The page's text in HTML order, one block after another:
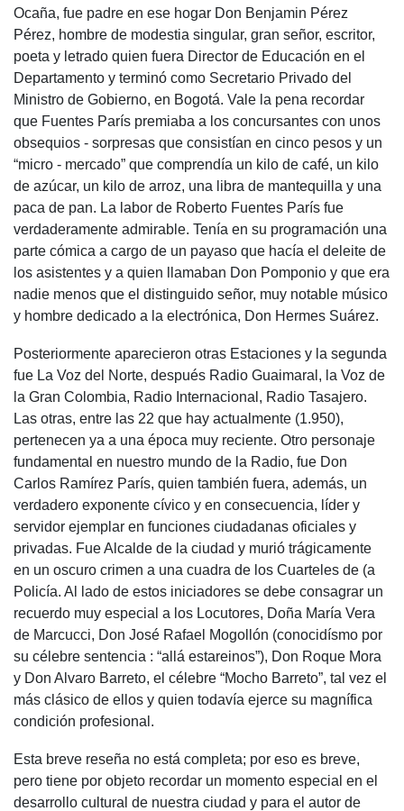
Ocaña, fue padre en ese hogar Don Benjamin Pérez
Pérez, hombre de modestia singular, gran señor, escritor,
poeta y letrado quien fuera Director de Educación en el
Departamento y terminó como Secretario Privado del
Ministro de Gobierno, en Bogotá. Vale la pena recordar
que Fuentes París premiaba a los concursantes con unos
obsequios - sorpresas que consistían en cinco pesos y un
“micro - mercado” que comprendía un kilo de café, un kilo
de azúcar, un kilo de arroz, una libra de mantequilla y una
paca de pan. La labor de Roberto Fuentes París fue
verdaderamente admirable. Tenía en su programación una
parte cómica a cargo de un payaso que hacía el deleite de
los asistentes y a quien llamaban Don Pomponio y que era
nadie menos que el distinguido señor, muy notable músico
y hombre dedicado a la electrónica, Don Hermes Suárez.
Posteriormente aparecieron otras Estaciones y la segunda
fue La Voz del Norte, después Radio Guaimaral, la Voz de
la Gran Colombia, Radio Internacional, Radio Tasajero.
Las otras, entre las 22 que hay actualmente (1.950),
pertenecen ya a una época muy reciente. Otro personaje
fundamental en nuestro mundo de la Radio, fue Don
Carlos Ramírez París, quien también fuera, además, un
verdadero exponente cívico y en consecuencia, líder y
servidor ejemplar en funciones ciudadanas oficiales y
privadas. Fue Alcalde de la ciudad y murió trágicamente
en un oscuro crimen a una cuadra de los Cuarteles de (a
Policía. Al lado de estos iniciadores se debe consagrar un
recuerdo muy especial a los Locutores, Doña María Vera
de Marcucci, Don José Rafael Mogollón (conocidísmo por
su célebre sentencia : “allá estareinos”), Don Roque Mora
y Don Alvaro Barreto, el célebre “Mocho Barreto”, tal vez el
más clásico de ellos y quien todavía ejerce su magnífica
condición profesional.
Esta breve reseña no está completa; por eso es breve,
pero tiene por objeto recordar un momento especial en el
desarrollo cultural de nuestra ciudad y para el autor de